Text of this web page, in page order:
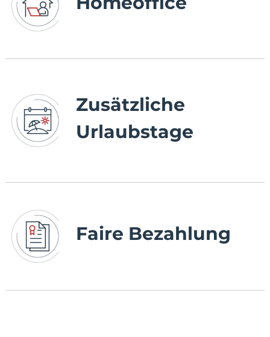
Zusätzliche
Urlaubstage
Faire Bezahlung